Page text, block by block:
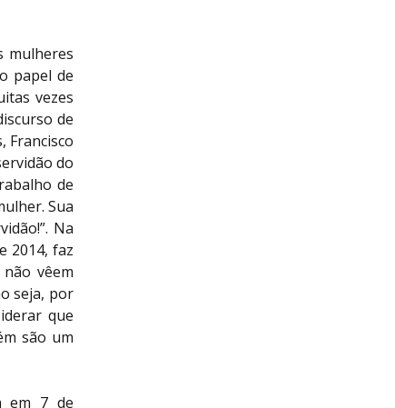
mulheres
papel de
vezes
de
Francisco
do
de
Sua
Na
2014, faz
vêem
seja, por
que
são um
em 7 de